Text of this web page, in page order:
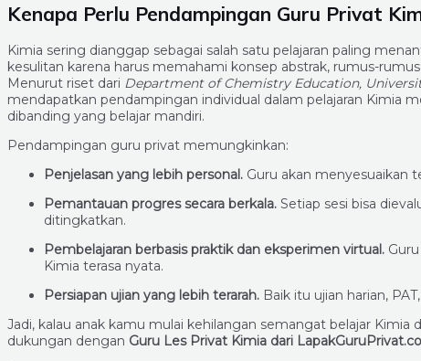
Kenapa Perlu Pendampingan Guru Privat
Kimia sering dianggap sebagai salah satu pelajaran paling
kesulitan karena harus memahami konsep abstrak, rumus-
Menurut riset dari Department of Chemistry Education,
mendapatkan pendampingan individual dalam pelajaran Kimia
dibanding yang belajar mandiri.
Pendampingan guru privat memungkinkan:
Penjelasan yang lebih personal. Guru akan menyesuaikan
Pemantauan progres secara berkala. Setiap sesi bisa
ditingkatkan.
Pembelajaran berbasis praktik dan eksperimen virtual.
Kimia terasa nyata.
Persiapan ujian yang lebih terarah. Baik itu ujian harian,
Jadi, kalau anak kamu mulai kehilangan semangat belajar
dukungan dengan Guru Les Privat Kimia dari